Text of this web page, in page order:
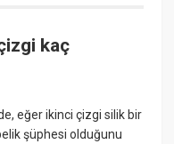
kaç
eğer ikinci çizgi silik bir
şüphesi olduğunu